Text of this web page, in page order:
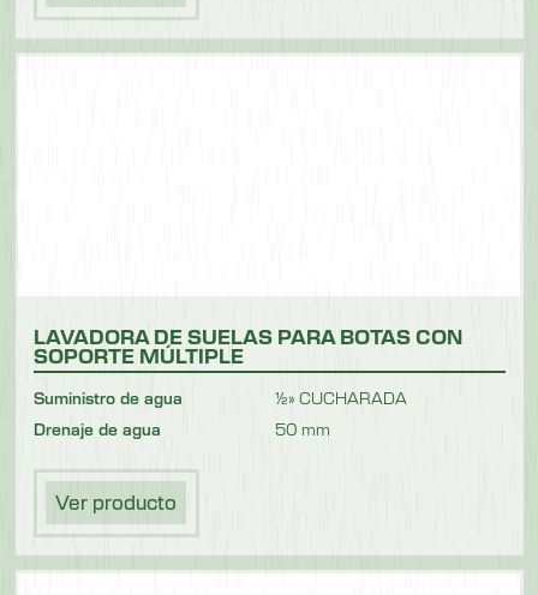
LAVADORA DE SUELAS PARA BOTAS CON
SOPORTE MÚLTIPLE
Suministro de agua
½» CUCHARADA
Drenaje de agua
50 mm
Ver producto